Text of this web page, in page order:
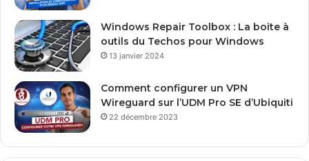
Windows Repair Toolbox : La boite à
outils du Techos pour Windows
13 janvier 2024
Comment configurer un VPN
Wireguard sur l’UDM Pro SE d’Ubiquiti
22 décembre 2023